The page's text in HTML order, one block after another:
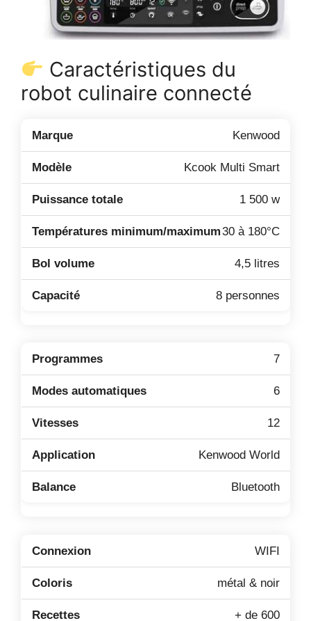
Caractéristiques du
robot culinaire connecté
Kenwood
Kcook Multi Smart
1 500 w
30 à 180°C
4,5 litres
8 personnes
7
6
12
Kenwood World
Bluetooth
WIFI
métal & noir
+ de 600